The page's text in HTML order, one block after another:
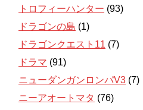
トロフィーハンター (93)
ドラゴンの島 (1)
ドラゴンクエスト11 (7)
ドラマ (91)
ニューダンガンロンパV3 (7)
ニーアオートマタ (76)